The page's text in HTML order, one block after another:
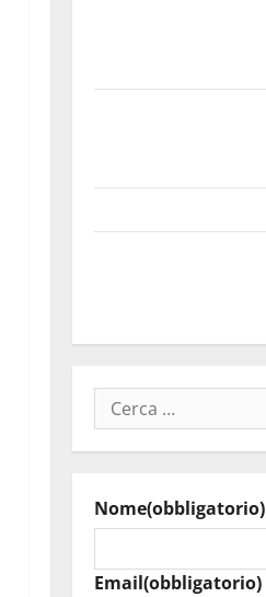
Ricerca
per:
Nome(obbligatorio)
Email(obbligatorio)